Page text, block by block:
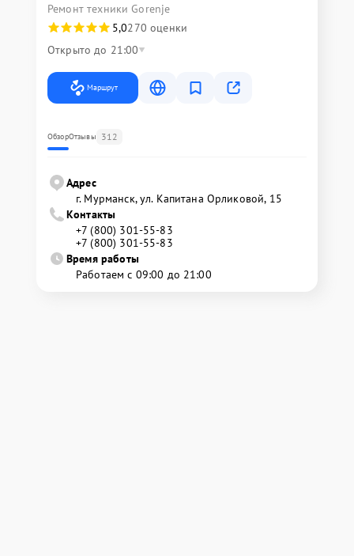
Ремонт техники Gorenje
5,0270 оценки
Открыто до 21:00
Маршрут
ОбзорОтзывы 312
Адрес
г. Мурманск, ул. Капитана Орликовой, 15
Контакты
+7 (800) 301-55-83
+7 (800) 301-55-83
Время работы
Работаем с 09:00 до 21:00